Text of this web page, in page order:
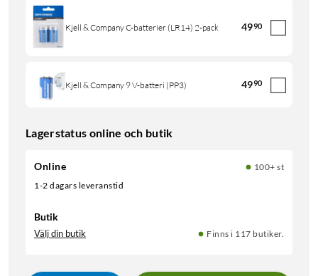
Kjell & Company C-batterier (LR14) 2-pack 4990
Kjell & Company 9 V-batteri (PP3) 4990
Lagerstatus online och butik
Online
100+ st
1-2 dagars leveranstid
Butik
Välj din butik Finns i 117 butiker.